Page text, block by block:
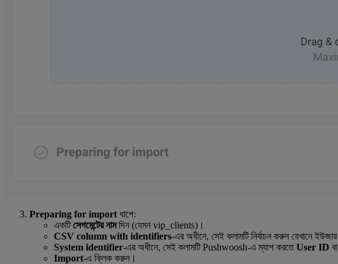
Preparing for import ধাপে:
একটিসেগমেন্টের নামদিন (যেমন vip_clients)।
CSV column with identifiers-এর অধীনে, সেই কলামটি নির্বাচন করুন যেখানে
System identifier-এর অধীনে, সেই কলামটি Pushwoosh-এ ম্যাপ করতেUser ID বা
Import-এ ক্লিক করুন।